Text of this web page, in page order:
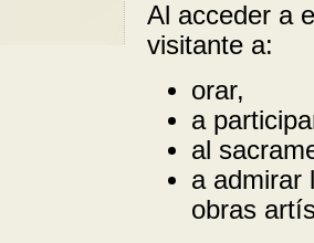
Al acceder a
visitante a:
orar,
a
al
a admirar
obras